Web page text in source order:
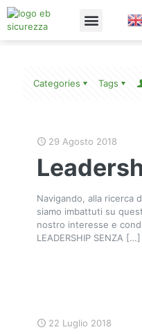
Categories Tags
29 Agosto 2018
Navigando, alla ricerca
siamo imbattuti su
nostro interesse e
LEADERSHIP SENZA […]
22 Luglio 2018